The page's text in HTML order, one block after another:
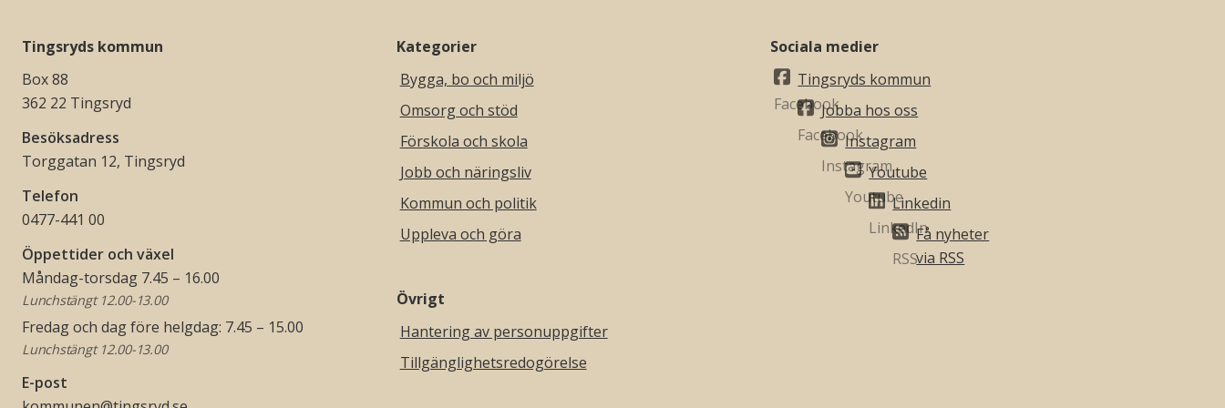
Tingsryds kommun
Box 88
362 22 Tingsryd
Besöksadress
Torggatan 12, Tingsryd
Telefon
0477-441 00
Öppettider och växel
Måndag-torsdag 7.45 – 16.00
Lunchstängt 12.00-13.00
Fredag och dag före helgdag: 7.45 – 15.00
Lunchstängt 12.00-13.00
E-post
Kategorier
Bygga, bo och miljö
Omsorg och stöd
Förskola och skola
Jobb och näringsliv
Kommun och politik
Uppleva och göra
Övrigt
Hantering av personuppgifter
Tillgänglighetsredogörelse
Sociala medier
Tingsryds kommun
Jobba hos oss
Instagram
Youtube
Linkedin
Få nyheter
via RSS